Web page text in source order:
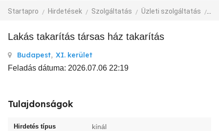
Startapro Hirdetések Szolgáltatás Üzleti szolgáltatás
Lakás takarítás társas ház takarítás
Budapest, XI. kerület
Feladás dátuma: 2026.07.06 22:19
Tulajdonságok
Hirdetés típus kínál